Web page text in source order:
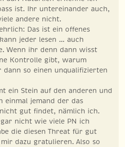
ist. Ihr untereinander auch,
andere nicht.
Das ist ein offenes
jeder lesen … auch
Wenn ihr denn dann wisst
Kontrolle gibt, warum
dann so einen unqualifizierten
ein Stein auf den anderen und
einmal jemand der das
gut findet, nämlich ich.
nicht wie viele PN ich
die diesen Threat für gut
dazu gratulieren. Also so